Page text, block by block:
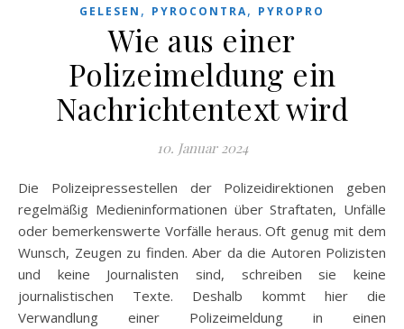
GELESEN , PYROCONTRA, PYROPRO
Wie aus einer
Polizeimeldung ein
Nachrichtentext wird
10. Januar 2024
Die Polizeipressestellen der Polizeidirektionen geben
regelmäßig Medieninformationen über Straftaten, Unfälle
oder bemerkenswerte Vorfälle heraus. Oft genug mit dem
Wunsch, Zeugen zu finden. Aber da die Autoren Polizisten
und keine Journalisten sind, schreiben sie keine
journalistischen Texte. Deshalb kommt hier die
Verwandlung einer Polizeimeldung in einen